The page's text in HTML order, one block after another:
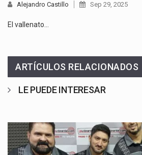
Alejandro Castillo Sep 29, 2025
El vallenato…
ARTÍCULOS RELACIONADOS
LE PUEDE INTERESAR